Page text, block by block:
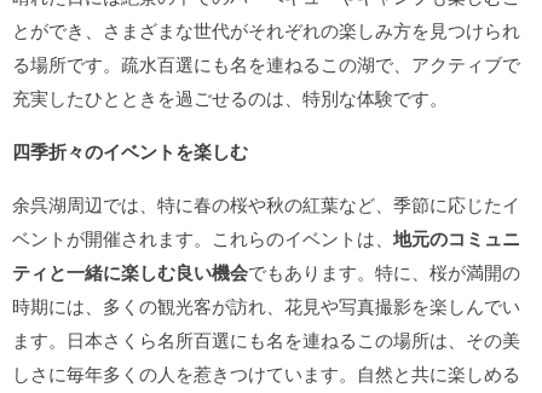
とができ、さまざまな世代がそれぞれの楽しみ方を見つけられ
る場所です。疏水百選にも名を連ねるこの湖で、アクティブで
充実したひとときを過ごせるのは、特別な体験です。
四季折々のイベントを楽しむ
余呉湖周辺では、特に春の桜や秋の紅葉など、季節に応じたイ
ベントが開催されます。これらのイベントは、 地元のコミュニ
ティと一緒に楽しむ良い機会でもあります。特に、桜が満開の
時期には、多くの観光客が訪れ、花見や写真撮影を楽しんでい
ます。日本さくら名所百選にも名を連ねるこの場所は、その美
しさに毎年多くの人を惹きつけています。自然と共に楽しめる